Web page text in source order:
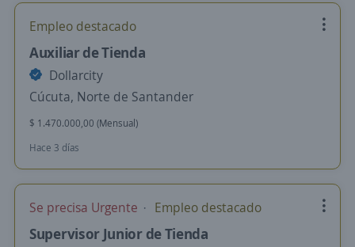
Empleo destacado
Auxiliar de Tienda
Dollarcity
Cúcuta, Norte de Santander
$ 1.470.000,00 (Mensual)
Hace 3 días
Se precisa Urgente Empleo destacado
Supervisor Junior de Tienda